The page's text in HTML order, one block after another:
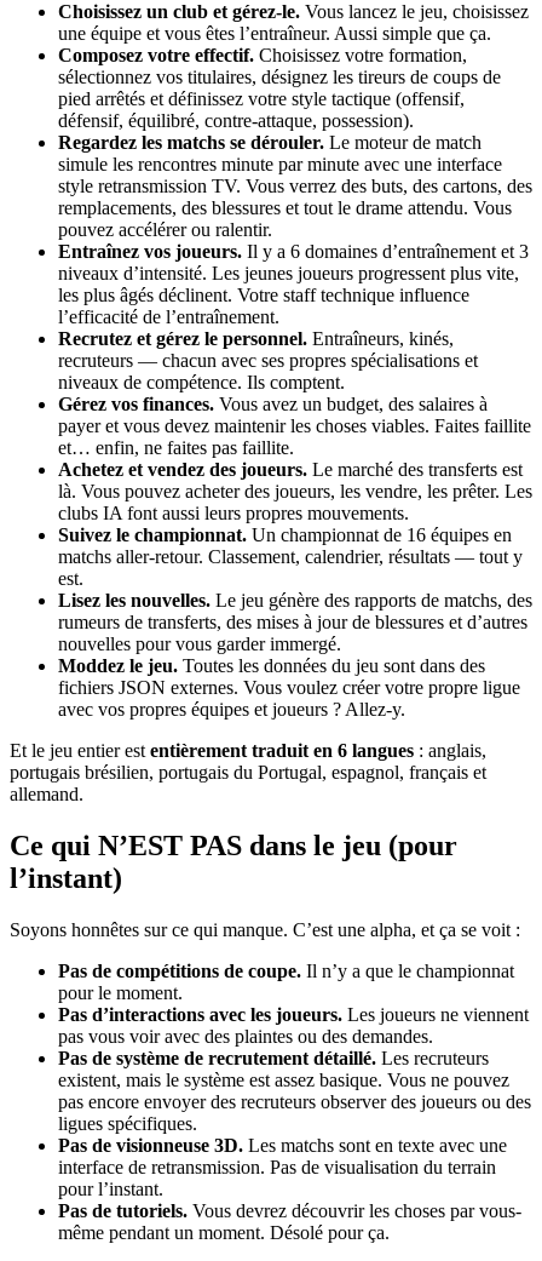
Choisissez un club et gérez-le. Vous lancez le jeu, choisissez
une équipe et vous êtes l’entraîneur. Aussi simple que ça.
Composez votre effectif. Choisissez votre formation,
sélectionnez vos titulaires, désignez les tireurs de coups de
pied arrêtés et définissez votre style tactique (offensif,
défensif, équilibré, contre-attaque, possession).
Regardez les matchs se dérouler. Le moteur de match
simule les rencontres minute par minute avec une interface
style retransmission TV. Vous verrez des buts, des cartons, des
remplacements, des blessures et tout le drame attendu. Vous
pouvez accélérer ou ralentir.
Entraînez vos joueurs. Il y a 6 domaines d’entraînement et 3
niveaux d’intensité. Les jeunes joueurs progressent plus vite,
les plus âgés déclinent. Votre staff technique influence
l’efficacité de l’entraînement.
Recrutez et gérez le personnel. Entraîneurs, kinés,
recruteurs — chacun avec ses propres spécialisations et
niveaux de compétence. Ils comptent.
Gérez vos finances. Vous avez un budget, des salaires à
payer et vous devez maintenir les choses viables. Faites faillite
et… enfin, ne faites pas faillite.
Achetez et vendez des joueurs. Le marché des transferts est
là. Vous pouvez acheter des joueurs, les vendre, les prêter. Les
clubs IA font aussi leurs propres mouvements.
Suivez le championnat. Un championnat de 16 équipes en
matchs aller-retour. Classement, calendrier, résultats — tout y
est.
Lisez les nouvelles. Le jeu génère des rapports de matchs, des
rumeurs de transferts, des mises à jour de blessures et d’autres
nouvelles pour vous garder immergé.
Moddez le jeu. Toutes les données du jeu sont dans des
fichiers JSON externes. Vous voulez créer votre propre ligue
avec vos propres équipes et joueurs ? Allez-y.
Et le jeu entier est entièrement traduit en 6 langues : anglais,
portugais brésilien, portugais du Portugal, espagnol, français et
allemand.
Ce qui N’EST PAS dans le jeu (pour
l’instant)
Soyons honnêtes sur ce qui manque. C’est une alpha, et ça se voit :
Pas de compétitions de coupe. Il n’y a que le championnat
pour le moment.
Pas d’interactions avec les joueurs. Les joueurs ne viennent
pas vous voir avec des plaintes ou des demandes.
Pas de système de recrutement détaillé. Les recruteurs
existent, mais le système est assez basique. Vous ne pouvez
pas encore envoyer des recruteurs observer des joueurs ou des
ligues spécifiques.
Pas de visionneuse 3D. Les matchs sont en texte avec une
interface de retransmission. Pas de visualisation du terrain
pour l’instant.
Pas de tutoriels. Vous devrez découvrir les choses par vous-
même pendant un moment. Désolé pour ça.